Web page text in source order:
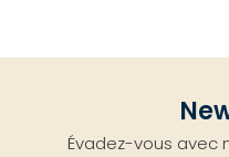
Évadez-vous avec